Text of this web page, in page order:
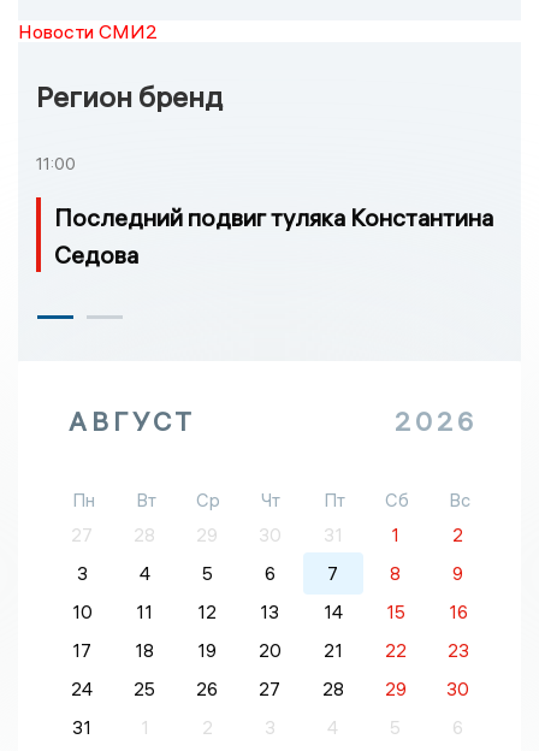
Новости СМИ2
Регион бренд
11:00
Последний подвиг туляка Константина
Седова
АВГУСТ 2026
Пн Вт Ср Чт Пт Сб
Вс
27
28 29 30 31 1
2
3
4 5 6 7 8
9
10
11 12 13 14 15
16
17
18 19 20 21 22
23
24
25 26 27 28 29
30
31
1 2 3 4 5 6